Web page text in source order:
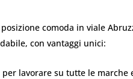
comoda in viale
con vantaggi unici:
lavorare su tutte le marche